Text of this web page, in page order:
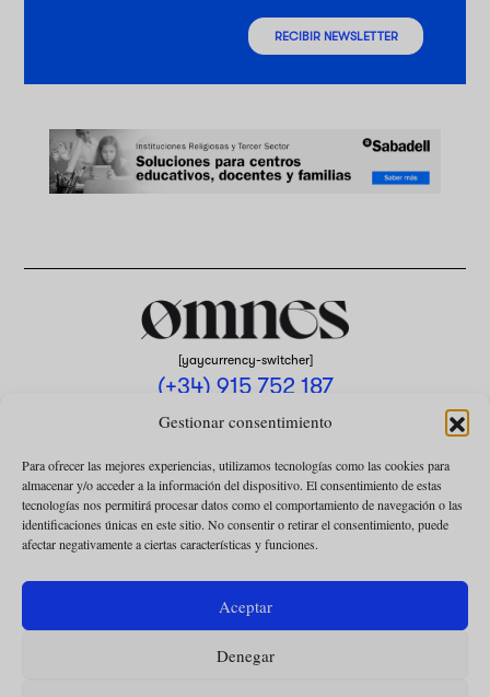
Gestionar consentimiento
Para ofrecer las mejores experiencias, utilizamos tecnologías como las cookies para
almacenar y/o acceder a la información del dispositivo. El consentimiento de estas
tecnologías nos permitirá procesar datos como el comportamiento de navegación o las
identificaciones únicas en este sitio. No consentir o retirar el consentimiento, puede
afectar negativamente a ciertas características y funciones.
Aceptar
Denegar
RECIBIR NEWSLETTER
[yaycurrency-switcher]
(+34) 915 752 187
omnes@omnesmag.com
POLÍTICA DE PRIVACIDAD
USO DE COOKIES
CONDICIONES DE LA COLABORACIÓN